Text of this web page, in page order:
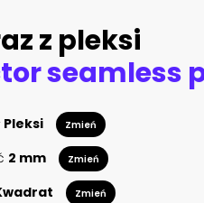
z pleksi
Pleksi Zmień
2 mm Zmień
Zmień